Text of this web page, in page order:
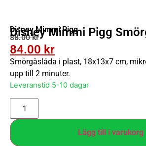
Disney Mimmi Pigg
Disney Mimmi Pigg
88.00kr
84.00 kr
Smörgåslåda i plast, 18x13x7 cm,
upp till 2 minuter.
Leveranstid 5-10 dagar
Lägg till i varukorg